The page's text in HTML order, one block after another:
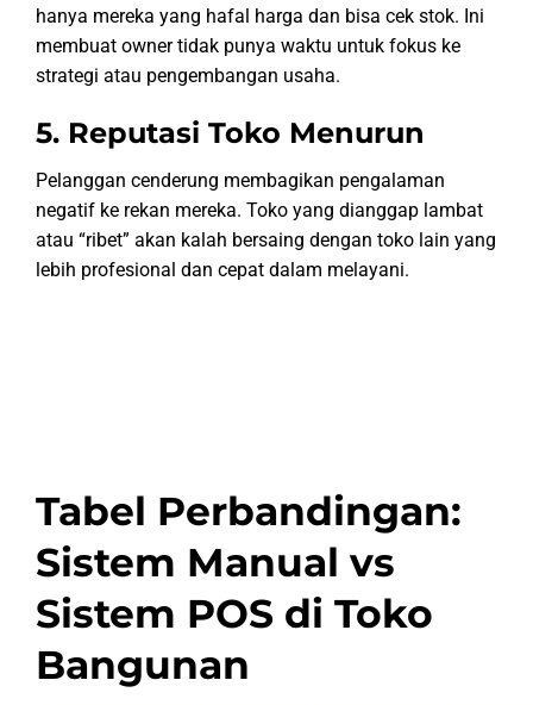
hanya mereka yang hafal harga dan bisa cek stok. Ini
membuat owner tidak punya waktu untuk fokus ke
strategi atau pengembangan usaha.
5. Reputasi Toko Menurun
Pelanggan cenderung membagikan pengalaman
negatif ke rekan mereka. Toko yang dianggap lambat
atau “ribet” akan kalah bersaing dengan toko lain yang
lebih profesional dan cepat dalam melayani.
Tabel Perbandingan:
Sistem Manual vs
Sistem POS di Toko
Bangunan